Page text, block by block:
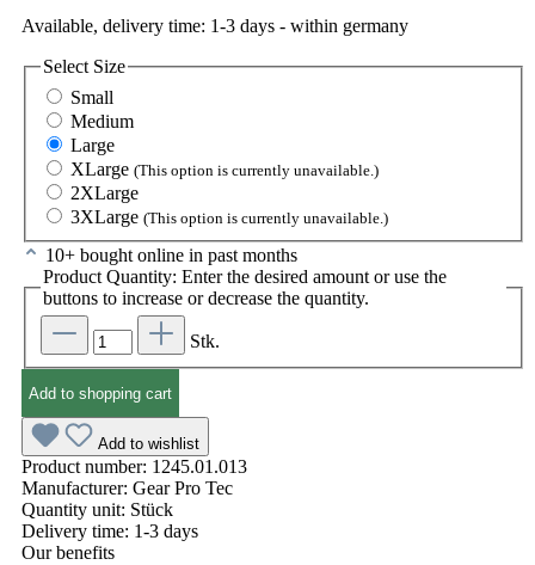
Available, delivery time: 1-3 days - within germany
Select Size
Small
Medium
Large
XLarge (This option is currently unavailable.)
2XLarge
3XLarge (This option is currently unavailable.)
10+ bought online in past months
Product Quantity: Enter the desired amount or use the
buttons to increase or decrease the quantity.
Stk.
Add to shopping cart
Add to wishlist
Product number: 1245.01.013
Manufacturer: Gear Pro Tec
Quantity unit: Stück
Delivery time: 1-3 days
Our benefits